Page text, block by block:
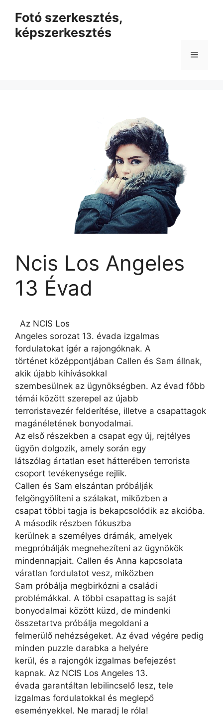
tartalomba
Fotó szerkesztés,
képszerkesztés
Menü
Ncis Los Angeles
13 Évad
Az NCIS Los
Angeles sorozat 13. évada izgalmas
fordulatokat ígér a rajongóknak. A
történet középpontjában Callen és Sam állnak,
akik újabb kihívásokkal
szembesülnek az ügynökségben. Az évad főbb
témái között szerepel az újabb
terroristavezér felderítése, illetve a csapattagok
magánéletének bonyodalmai.
Az első részekben a csapat egy új, rejtélyes
ügyön dolgozik, amely során egy
látszólag ártatlan eset hátterében terrorista
csoport tevékenysége rejlik.
Callen és Sam elszántan próbálják
felgöngyölíteni a szálakat, miközben a
csapat többi tagja is bekapcsolódik az akcióba.
A második részben fókuszba
kerülnek a személyes drámák, amelyek
megpróbálják megnehezíteni az ügynökök
mindennapjait. Callen és Anna kapcsolata
váratlan fordulatot vesz, miközben
Sam próbálja megbirkózni a családi
problémákkal. A többi csapattag is saját
bonyodalmai között küzd, de mindenki
összetartva próbálja megoldani a
felmerülő nehézségeket. Az évad végére pedig
minden puzzle darabka a helyére
kerül, és a rajongók izgalmas befejezést
kapnak. Az NCIS Los Angeles 13.
évada garantáltan lebilincselő lesz, tele
izgalmas fordulatokkal és meglepő
eseményekkel. Ne maradj le róla!